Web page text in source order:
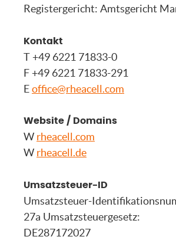
Registergericht: Amtsgericht
Kontakt
T +49 6221 71833-0
F +49 6221 71833-291
Eoffice@rheacell.com
Website / Domains
W rheacell.com
W rheacell.de
Umsatzsteuer-ID
Umsatzsteuer-
27a Umsatzsteuergesetz:
DE287172027